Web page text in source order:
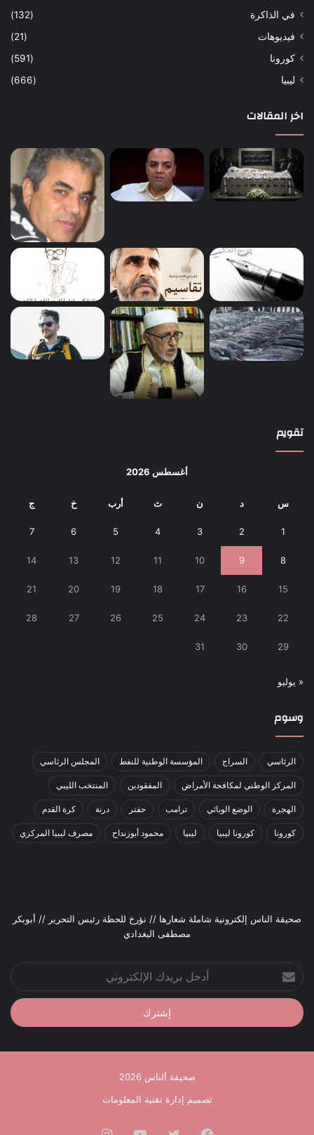
في الذاكرة
(132)
فيديوهات
(21)
كورونا
(591)
ليبيا
(666)
اخر المقالات
تقويم
أغسطس 2026
س د ن ث أرب خ ج
1
2
3
4
5
6
7
8
9
10
11
12
13
14
15
16
17
18
19
20
21
22
23
24
25
26
27
28
29
30
31
« يوليو
وسوم
الرئاسي السراج المؤسسة الوطنية للنفط المجلس الرئاسي
المركز الوطني لمكافحة الأمراض المفقودين المنتخب الليبي
الهجرة الوضع الوبائي ترامب حفتر درنة كرة القدم
كورونا كورونا ليبيا ليبيا محمود أبوزنداح مصرف ليبيا المركزي
صحيقة الناس إلكترونية شاملة شعارها // نؤرخ للحظة رئيس التحرير // أبوبكر
مصطفى البغدادي
أدخل
بريدك
الإلكتروني
صحيفة ألناس 2026
تصميم إدارة تقنية المعلومات